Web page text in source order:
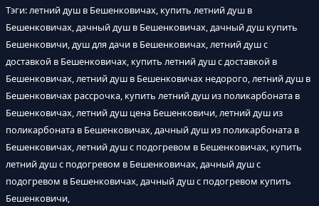
Тэги: летний душ в Бешенковичах, купить летний душ в
Бешенковичах, дачный душ в Бешенковичах, дачный душ купить
Бешенковичи, душ для дачи в Бешенковичах, летний душ с
доставкой в Бешенковичах, купить летний душ с доставкой в
Бешенковичах, летний душ в Бешенковичах недорого, летний душ в
Бешенковичах рассрочка, купить летний душ из поликарбоната в
Бешенковичах, летний душ цена Бешенковичи, летний душ из
поликарбоната в Бешенковичах, дачный душ из поликарбоната в
Бешенковичах, летний душ с подогревом в Бешенковичах, купить
летний душ с подогревом в Бешенковичах, дачный душ с
подогревом в Бешенковичах, дачный душ с подогревом купить
Бешенковичи,